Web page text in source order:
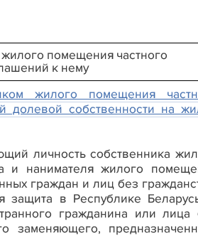
помещения частного
к нему
жилого помещения
собственности на
личность собственника
и нанимателя жилого
граждан и лиц без
защита в Республике
гражданина или лица
заменяющего,